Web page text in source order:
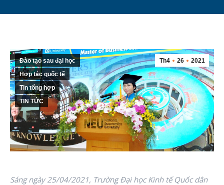
Th4 26 2021
Đào tạo sau đại học
Hợp tác quốc tế
Tin tổng hợp
TIN TỨC
Sáng ngày 25/04/2021, Trường Đại học Kinh tế Quốc dân